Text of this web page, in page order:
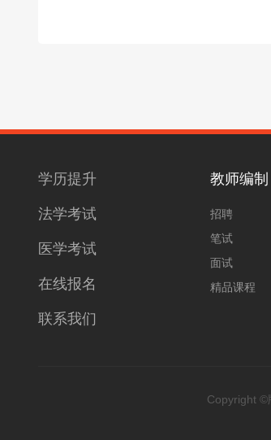
学历提升
法学考试
医学考试
在线报名
联系我们
教师编制
招聘
笔试
面试
精品课程
Copyright ©